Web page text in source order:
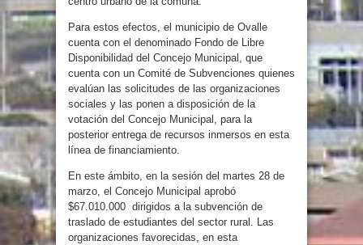
Para estos efectos, el municipio de Ovalle
cuenta con el denominado Fondo de Libre
Disponibilidad del Concejo Municipal, que
cuenta con un Comité de Subvenciones quienes
evalúan las solicitudes de las organizaciones
sociales y las ponen a disposición de la
votación del Concejo Municipal, para la
posterior entrega de recursos inmersos en esta
línea de financiamiento.
En este ámbito, en la sesión del martes 28 de
marzo, el Concejo Municipal aprobó
$67.010.000 dirigidos a la subvención de
traslado de estudiantes del sector rural. Las
organizaciones favorecidas, en esta